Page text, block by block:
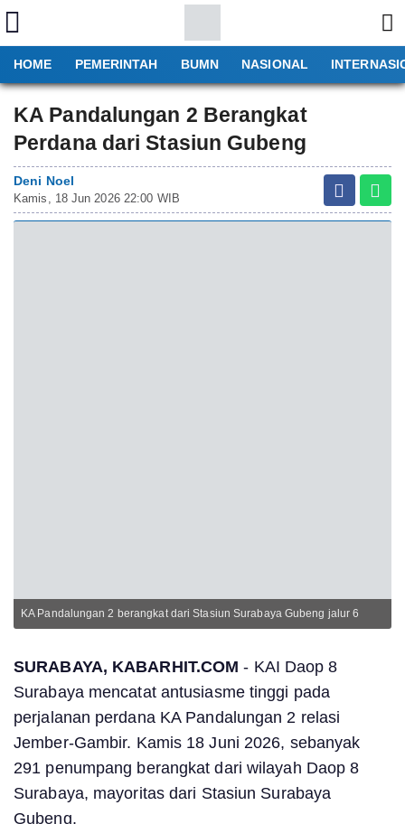
HOME PEMERINTAH BUMN NASIONAL
KA Pandalungan 2 Berangkat
Perdana dari Stasiun Gubeng
Deni Noel
Kamis, 18 Jun 2026 22:00 WIB
KA Pandalungan 2 berangkat dari Stasiun Surabaya Gubeng jalur 6
SURABAYA, KABARHIT.COM - KAI Daop 8
Surabaya mencatat antusiasme tinggi pada
perjalanan perdana KA Pandalungan 2 relasi
Jember-Gambir. Kamis 18 Juni 2026, sebanyak
291 penumpang berangkat dari wilayah Daop 8
Surabaya, mayoritas dari Stasiun Surabaya
Gubeng.